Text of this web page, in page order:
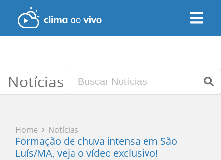
Notícias
Home Notícias
Formação de chuva intensa em São
Luís/MA, veja o vídeo exclusivo!